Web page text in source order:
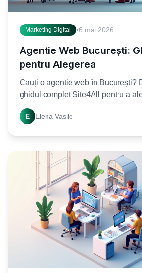
Marketing Digital •6 mai 2026
Agentie Web București:
pentru Alegerea
Cauți o agentie web în București?
ghidul complet Site4All pentru a
obține
E Elena Vasile